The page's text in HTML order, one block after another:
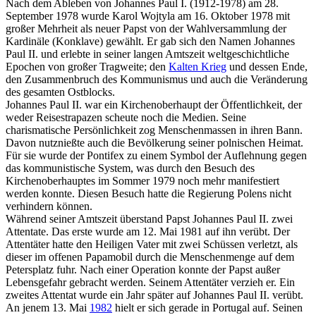
Nach dem Ableben von Johannes Paul I. (1912-1978) am 28.
September 1978 wurde Karol Wojtyla am 16. Oktober 1978 mit
großer Mehrheit als neuer Papst von der Wahlversammlung der
Kardinäle (Konklave) gewählt. Er gab sich den Namen Johannes
Paul II. und erlebte in seiner langen Amtszeit weltgeschichtliche
Epochen von großer Tragweite; den Kalten Krieg und dessen Ende,
den Zusammenbruch des Kommunismus und auch die Veränderung
des gesamten Ostblocks.
Johannes Paul II. war ein Kirchenoberhaupt der Öffentlichkeit, der
weder Reisestrapazen scheute noch die Medien. Seine
charismatische Persönlichkeit zog Menschenmassen in ihren Bann.
Davon nutznießte auch die Bevölkerung seiner polnischen Heimat.
Für sie wurde der Pontifex zu einem Symbol der Auflehnung gegen
das kommunistische System, was durch den Besuch des
Kirchenoberhauptes im Sommer 1979 noch mehr manifestiert
werden konnte. Diesen Besuch hatte die Regierung Polens nicht
verhindern können.
Während seiner Amtszeit überstand Papst Johannes Paul II. zwei
Attentate. Das erste wurde am 12. Mai 1981 auf ihn verübt. Der
Attentäter hatte den Heiligen Vater mit zwei Schüssen verletzt, als
dieser im offenen Papamobil durch die Menschenmenge auf dem
Petersplatz fuhr. Nach einer Operation konnte der Papst außer
Lebensgefahr gebracht werden. Seinem Attentäter verzieh er. Ein
zweites Attentat wurde ein Jahr später auf Johannes Paul II. verübt.
An jenem 13. Mai 1982 hielt er sich gerade in Portugal auf. Seinen